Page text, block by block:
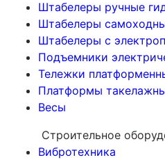
Штабелеры ручные
Штабелеры
Штабелеры с
Подъемники
Тележки
Платформы
Весы
Строительное
Вибротехника